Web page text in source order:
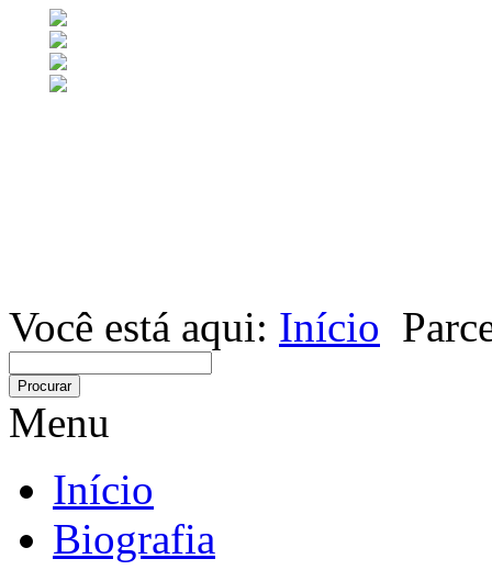
Você está aqui: Início
Menu
Início
Biografia